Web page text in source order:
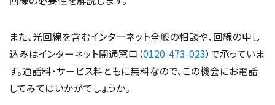
また、光回線を含むインターネット全般の相談や、回線の申し
込みはインターネット開通窓口（0120-473-023）で承っていま
す。通話料・サービス料ともに無料なので、この機会にお電話
してみてはいかがでしょうか。